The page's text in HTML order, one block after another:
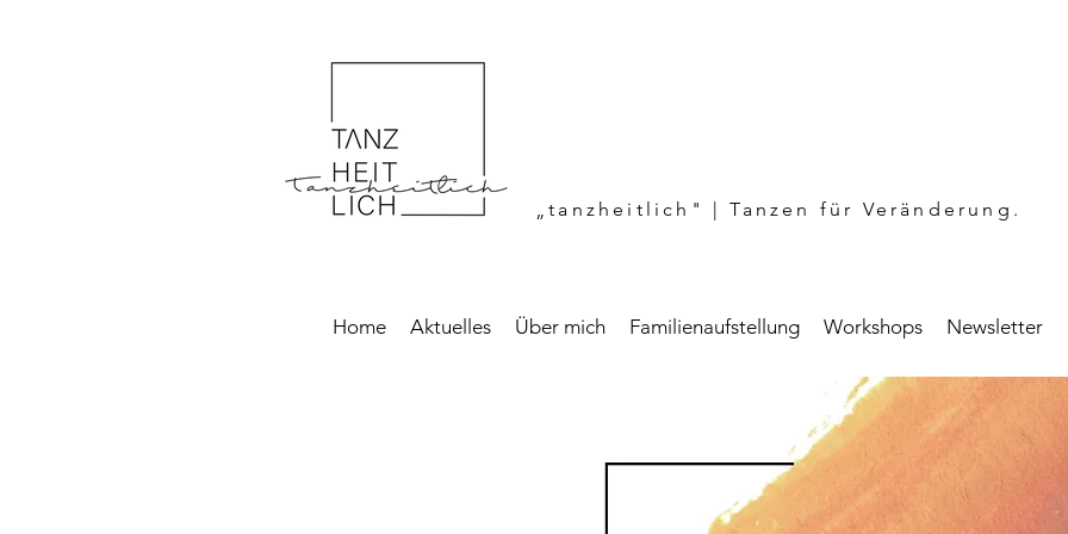
„tanzheitlich" | Tanzen für Veränderung.
Home Aktuelles Über mich Familienaufstellung Workshops Newsletter